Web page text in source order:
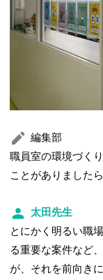
編集部
職員室の環境づく
ことがありました
太田先生
とにかく明るい職
る重要な案件など
が、それを前向き